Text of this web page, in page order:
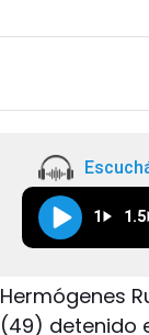
1 1.5
Hermógenes
(49) detenido